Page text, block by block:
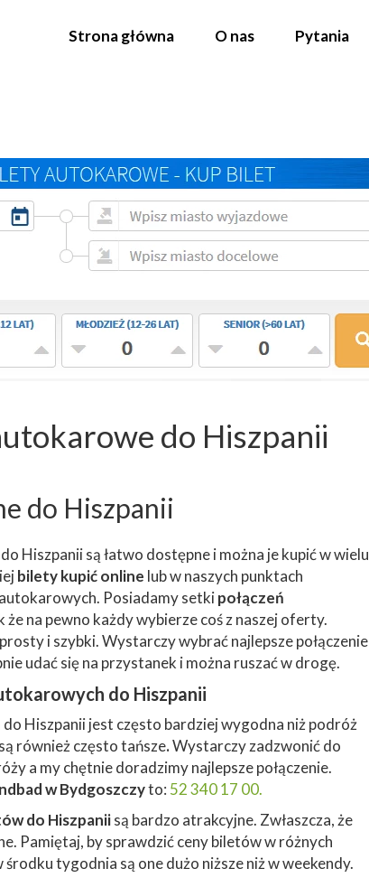
Strona główna O nas Pytania
do Hiszpanii
Hiszpanii są łatwo dostępne i można je kupić w wielu
bilety kupić online lub w naszych punktach
Posiadamy setkipołączeń
że na pewno każdy wybierze coś z naszej oferty.
i szybki. Wystarczy wybrać najlepsze połączenie
udać się na przystanek i można ruszać w drogę.
do Hiszpanii
Hiszpanii jest często bardziej wygodna niż podróż
również często tańsze.Wystarczy zadzwonić do
a my chętnie doradzimy najlepsze połączenie.
w Bydgoszczyto: 52 340 17 00.
do Hiszpaniisą bardzo atrakcyjne. Zwłaszcza, że
Pamiętaj, by sprawdzić ceny biletów w różnych
tygodnia są one dużo niższe niż w weekendy.
do Hiszpanii